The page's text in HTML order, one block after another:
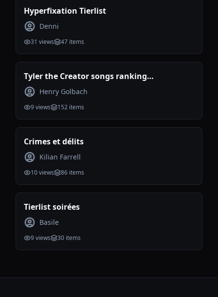
Hyperfixation Tierlist
Denni
31 views 47 items
Tyler the Creator songs ranking
(Incomplete)
Henry Golbach
9views 152 items
Crimes et délits
Kilian Farrell
10views 86 items
Tierlist soirées
Basile
9views 30 items